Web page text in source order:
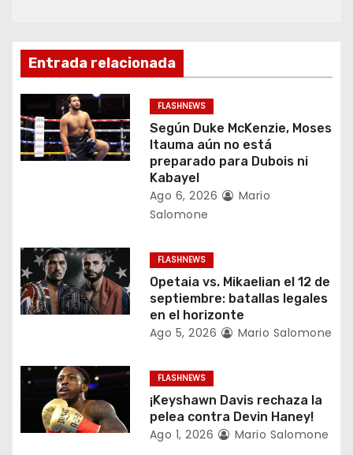
ó
n
d
e
t
r
d
s
Entrada relacionada
FLASHNEWS
Según Duke McKenzie, Moses
Itauma aún no está
preparado para Dubois ni
Kabayel
Ago 6, 2026
Mario
Salomone
FLASHNEWS
Opetaia vs. Mikaelian el 12 de
septiembre: batallas legales
en el horizonte
Ago 5, 2026 Mario Salomone
FLASHNEWS
¡Keyshawn Davis rechaza la
pelea contra Devin Haney!
Ago 1, 2026 Mario Salomone